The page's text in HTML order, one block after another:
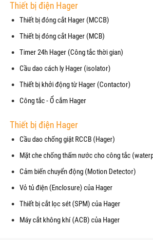
Thiết bị điện Hager
Thiết bị đóng cắt Hager (MCCB)
Thiết bị đóng cắt Hager (MCB)
Timer 24h Hager (Công tắc thời gian)
Cầu dao cách ly Hager (isolator)
Thiết bị khởi động từ Hager (Contactor)
Công tắc - Ổ cắm Hager
Thiết bị điện Hager
Cầu dao chống giật RCCB (Hager)
Mặt che chống thấm nước cho công tắc
Cảm biến chuyển động (Motion Detector)
Vỏ tủ điện (Enclosure) của Hager
Thiết bị cắt lọc sét (SPM) của Hager
Máy cắt không khí (ACB) của Hager